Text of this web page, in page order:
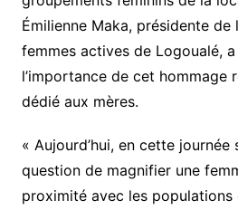
Émilienne Maka, présidente de
femmes actives de Logoualé,
l’importance de cet hommage
dédié aux mères.
« Aujourd’hui, en cette journée
question de magnifier une
proximité avec les populations